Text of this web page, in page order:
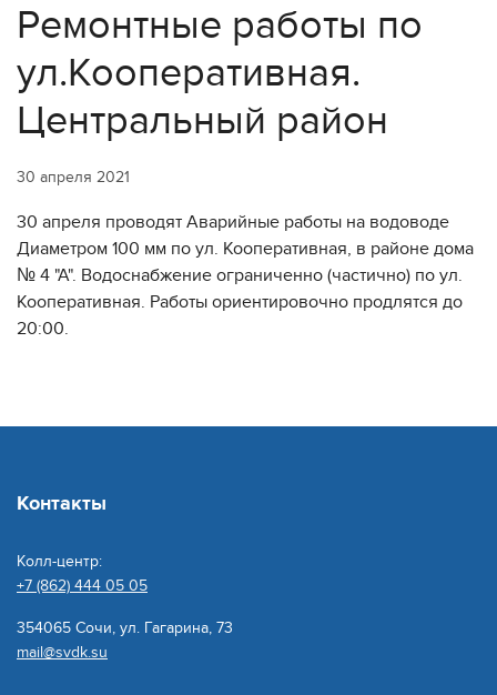
Ремонтные работы по
ул.Кооперативная.
Центральный район
30 апреля 2021
30 апреля проводят Аварийные работы на водоводе
Диаметром 100 мм по ул. Кооперативная, в районе дома
№ 4 "А". Водоснабжение ограниченно (частично) по ул.
Кооперативная. Работы ориентировочно продлятся до
20:00.
Контакты
Колл-центр:
+7 (862) 444 05 05
354065 Сочи, ул. Гагарина, 73
mail@svdk.su